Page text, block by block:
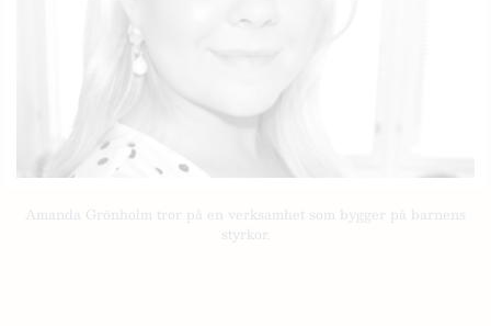
Amanda Grönholm tror på en verksamhet som bygger på barnens
styrkor.